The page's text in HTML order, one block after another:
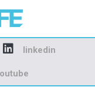
ve
linkedin